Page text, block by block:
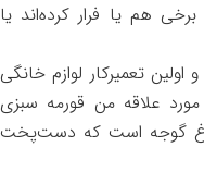
هم یا فرار کرده‌اند یا
تعمیرکار لوازم خانگی
علاقه من قورمه سبزی
گوجه است که دست‌پخت